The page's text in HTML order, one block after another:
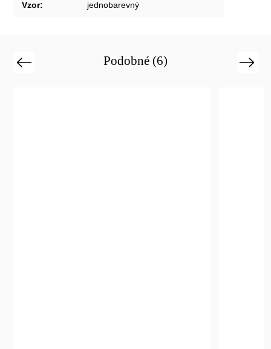
Vzor: jednobarevný
Podobné (6)
Previous Next